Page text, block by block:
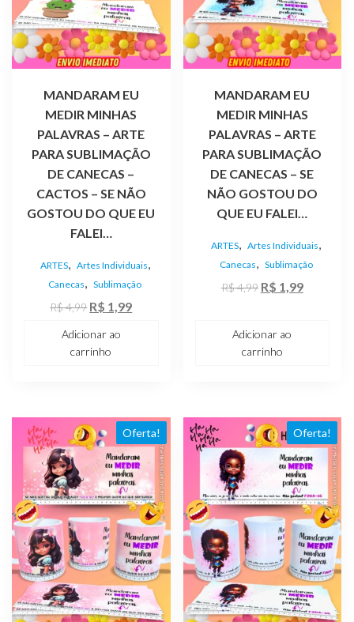
MANDARAM EU
MEDIR MINHAS
PALAVRAS – ARTE
PARA SUBLIMAÇÃO
DE CANECAS –
CACTOS – SE NÃO
GOSTOU DO QUE EU
FALEI…
ARTES, Artes Individuais,
Canecas, Sublimação
R$4,99 O
original
R$ 1,99O
Adicionar ao
carrinho
MANDARAM EU
MEDIR MINHAS
PALAVRAS – ARTE
PARA SUBLIMAÇÃO
DE CANECAS – SE
NÃO GOSTOU DO
QUE EU FALEI…
ARTES, Artes Individuais,
Canecas, Sublimação
R$4,99 O
era:
R$ 1,99O
Adicionar ao
carrinho
Oferta! Oferta!